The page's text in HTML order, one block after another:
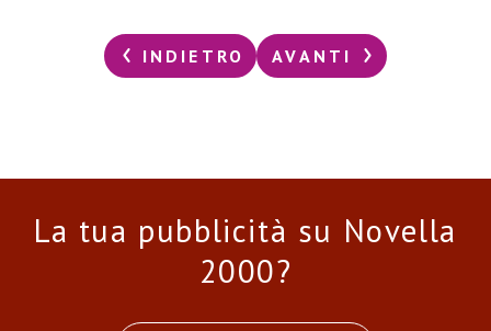
INDIETRO AVANTI
La tua pubblicità su Novella
2000?